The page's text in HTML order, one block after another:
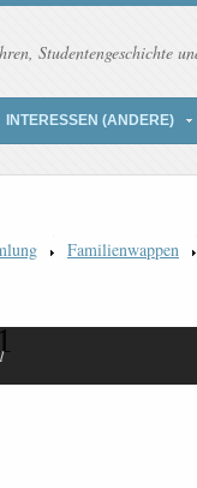
Studentengeschichte
INTERESSEN (ANDERE)
Familienwappen